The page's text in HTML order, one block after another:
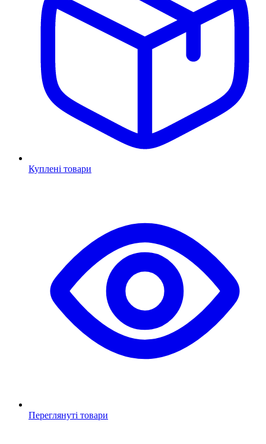
Куплені товари
Переглянуті товари